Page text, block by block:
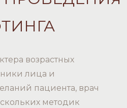
возрастных
лица и
пациента, врач
методик